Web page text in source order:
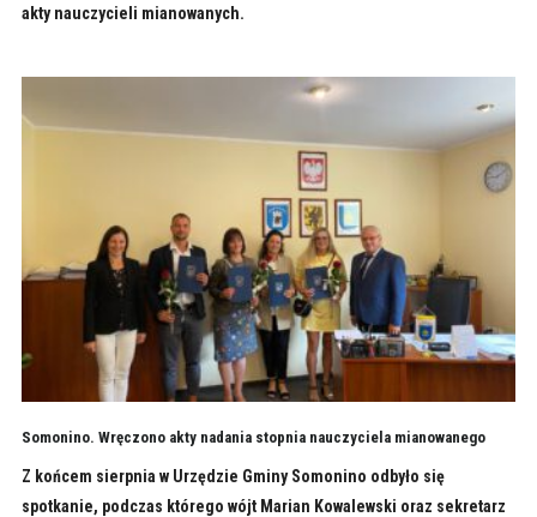
akty nauczycieli mianowanych.
Somonino. Wręczono akty nadania stopnia nauczyciela mianowanego
Z końcem sierpnia w Urzędzie Gminy Somonino odbyło się
spotkanie, podczas którego wójt Marian Kowalewski oraz sekretarz